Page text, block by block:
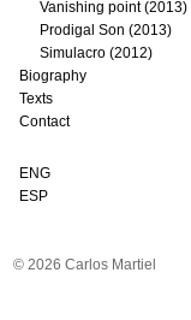
Vanishing point (2013)
Prodigal Son (2013)
Simulacro (2012)
Biography
Texts
Contact
ENG
ESP
© 2026 Carlos Martiel